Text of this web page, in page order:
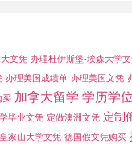
文凭 办理杜伊斯堡-埃森大学
办理美国成绩单 办理美国文凭
买 加拿大留学 学历学
毕业文凭 定做澳洲文凭 定制
家山大学文凭 德国假文凭购买